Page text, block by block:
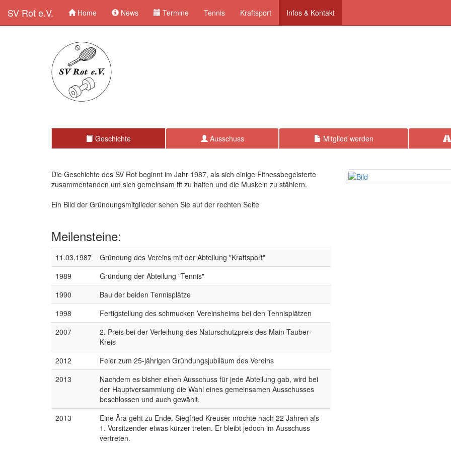
SV Rot e.V. Home News Termine Tennis Kraftsport Infos & Kontakt
Geschichte Ausschuss Mitglied werden
Die Geschichte des SV Rot beginnt im Jahr 1987, als sich einige Fitnessbegeisterte
zusammenfanden um sich gemeinsam fit zu halten und die Muskeln zu stählern.
Ein Bild der Gründungsmitglieder sehen Sie auf der rechten Seite
Meilensteine:
11.03.1987
Gründung des Vereins mit der Abteilung "Kraftsport"
1989
Gründung der Abteilung "Tennis"
1990
Bau der beiden Tennisplätze
1998
Fertigstellung des schmucken Vereinsheims bei den Tennisplätzen
2007
2. Preis bei der Verleihung des Naturschutzpreis des Main-Tauber-
Kreis
2012
Feier zum 25-jährigen Gründungsjubiläum des Vereins
2013
Nachdem es bisher einen Ausschuss für jede Abteilung gab, wird bei
der Hauptversammlung die Wahl eines gemeinsamen Ausschusses
beschlossen und auch gewählt.
2013
Eine Ära geht zu Ende. Siegfried Kreuser möchte nach 22 Jahren als
1. Vorsitzender etwas kürzer treten. Er bleibt jedoch im Ausschuss
vertreten.